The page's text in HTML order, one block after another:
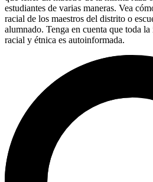
estudiantes de varias maneras. Vea
racial de los maestros del distrito o
alumnado. Tenga en cuenta que toda
racial y étnica es autoinformada.